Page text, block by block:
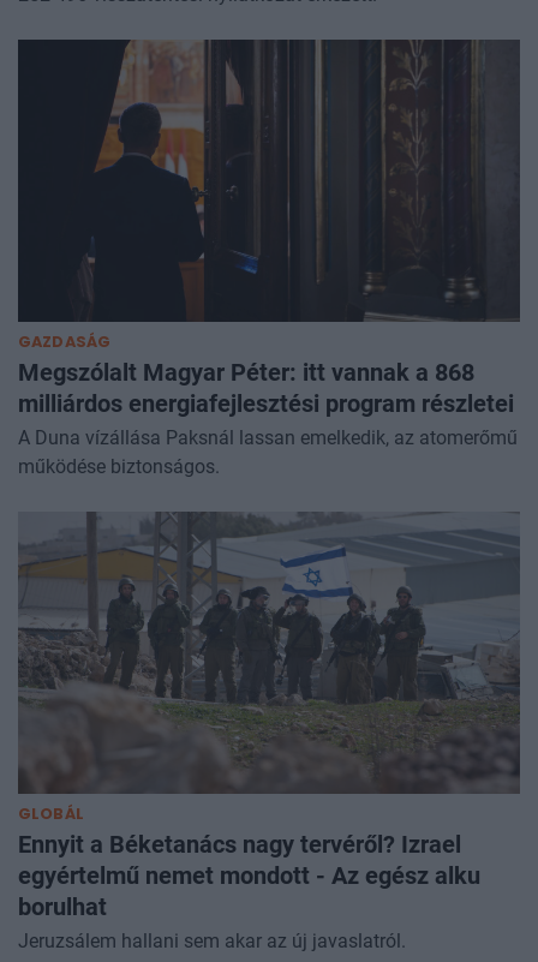
GAZDASÁG
Megszólalt Magyar Péter: itt vannak a 868
milliárdos energiafejlesztési program részletei
A Duna vízállása Paksnál lassan emelkedik, az atomerőmű
működése biztonságos.
GLOBÁL
Ennyit a Béketanács nagy tervéről? Izrael
egyértelmű nemet mondott - Az egész alku
borulhat
Jeruzsálem hallani sem akar az új javaslatról.